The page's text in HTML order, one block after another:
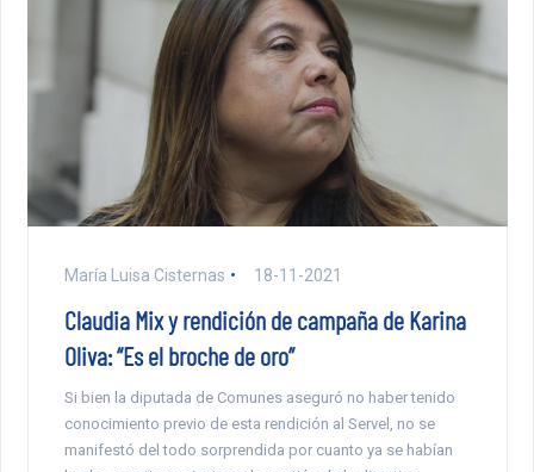
María Luisa Cisternas 18-11-2021
Claudia Mix y rendición de campaña de Karina
Oliva: “Es el broche de oro”
Si bien la diputada de Comunes aseguró no haber tenido
conocimiento previo de esta rendición al Servel, no se
manifestó del todo sorprendida por cuanto ya se habían